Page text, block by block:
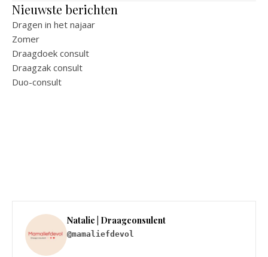
Nieuwste berichten
Dragen in het najaar
Zomer
Draagdoek consult
Draagzak consult
Duo-consult
Natalie | Draagconsulent
@mamaliefdevol